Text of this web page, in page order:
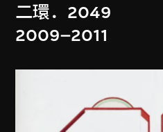
二環．2049
2009–2011